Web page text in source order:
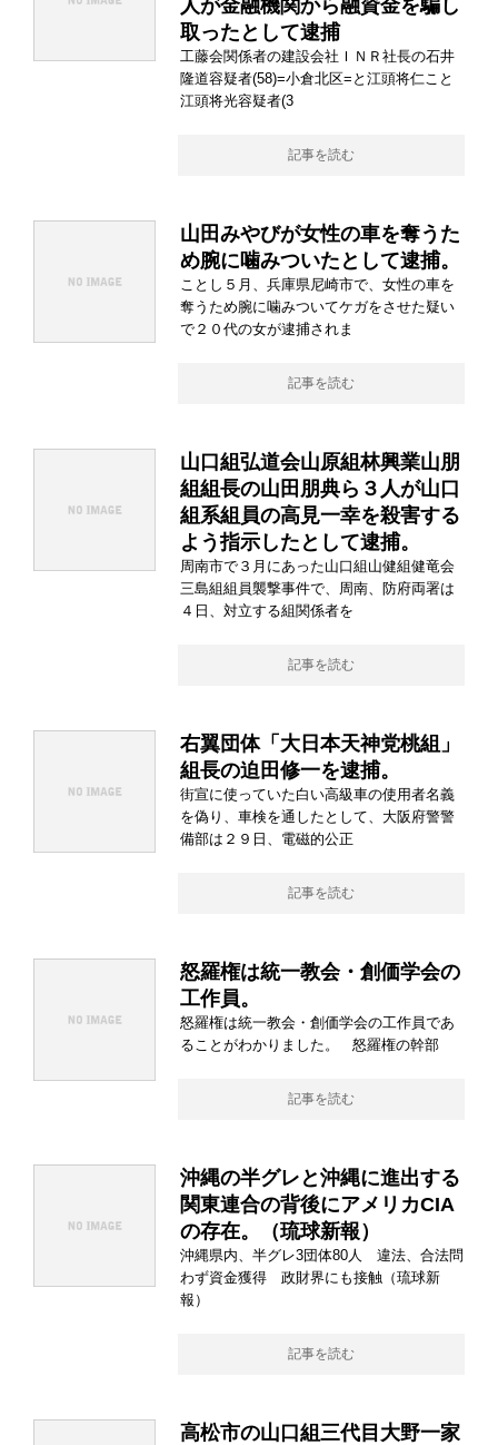
人が金融機関から融資金を騙し
取ったとして逮捕
工藤会関係者の建設会社ＩＮＲ社長の石井
隆道容疑者(58)=小倉北区=と江頭将仁こと
江頭将光容疑者(3
記事を読む
山田みやびが女性の車を奪うた
め腕に噛みついたとして逮捕。
ことし５月、兵庫県尼崎市で、女性の車を
奪うため腕に噛みついてケガをさせた疑い
で２０代の女が逮捕されま
記事を読む
山口組弘道会山原組林興業山朋
組組長の山田朋典ら３人が山口
組系組員の高見一幸を殺害する
よう指示したとして逮捕。
周南市で３月にあった山口組山健組健竜会
三島組組員襲撃事件で、周南、防府両署は
４日、対立する組関係者を
記事を読む
右翼団体「大日本天神党桃組」
組長の迫田修一を逮捕。
街宣に使っていた白い高級車の使用者名義
を偽り、車検を通したとして、大阪府警警
備部は２９日、電磁的公正
記事を読む
怒羅権は統一教会・創価学会の
工作員。
怒羅権は統一教会・創価学会の工作員であ
ることがわかりました。 怒羅権の幹部
記事を読む
沖縄の半グレと沖縄に進出する
関東連合の背後にアメリカCIA
の存在。（琉球新報）
沖縄県内、半グレ3団体80人 違法、合法問
わず資金獲得 政財界にも接触（琉球新
報）
記事を読む
高松市の山口組三代目大野一家